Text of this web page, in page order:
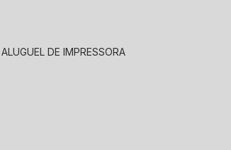
ALUGUEL DE IMPRESSORA